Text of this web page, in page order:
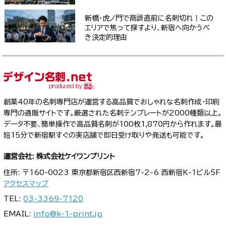
新橋・虎ノ門で商談直前に名刺切れ！この
エリアで焦って探すより、新宿へ向かうべ
き決定的理由
創業40年の名刺専門店が運営する高品質でおしゃれな名刺作成・印刷
専門の通販サイトです。厳選された名刺テンプレートが2000種類以上。
データ不要、簡単操作で高品質名刺が100枚1,870円から作れます。最
短15分で新宿駅すぐの実店舗で即日受け取りや発送も可能です。
運営会社: 株式会社ケイワンプリント
住所: 〒160-0023 東京都新宿区西新宿7-2-6 西新宿K-1ビル5F
アクセスマップ
TEL:03-3369-7120
EMAIL: info@k-1-print.jp